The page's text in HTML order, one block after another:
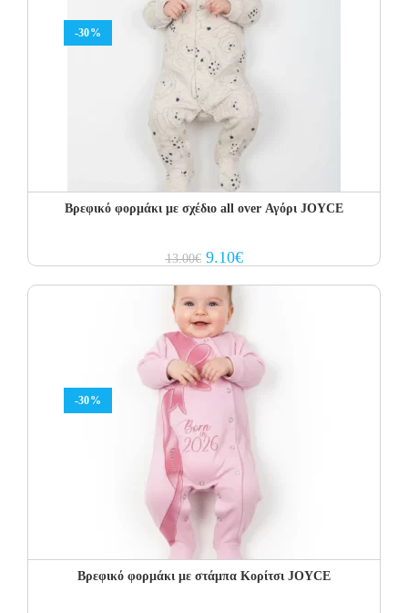
-30%
Βρεφικό φορμάκι με σχέδιο all over Αγόρι JOYCE
13.00€ Original
price
13.00€.
9.10€Current
price
-30%
Βρεφικό φορμάκι με στάμπα Κορίτσι JOYCE